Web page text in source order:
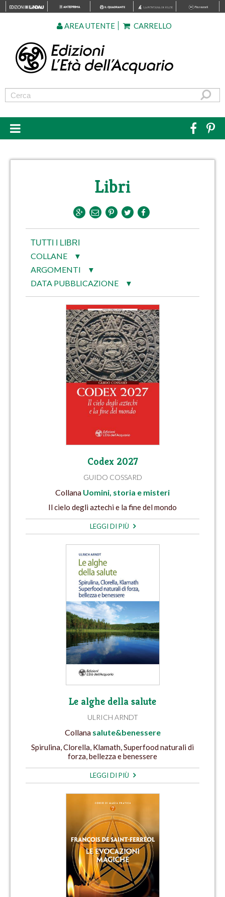
AREA UTENTE CARRELLO
Libri
TUTTI I LIBRI
COLLANE ▼
ARGOMENTI ▼
DATA PUBBLICAZIONE ▼
Codex 2027
GUIDO COSSARD
Collana Uomini, storia e misteri
Il cielo degli aztechi e la fine del mondo
LEGGI DI PIÙ
Le alghe della salute
ULRICH ARNDT
Collana salute&benessere
Spirulina, Clorella, Klamath, Superfood naturali di
forza, bellezza e benessere
LEGGI DI PIÙ